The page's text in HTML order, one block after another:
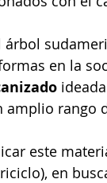
árbol
en la
amplio rango
este
en